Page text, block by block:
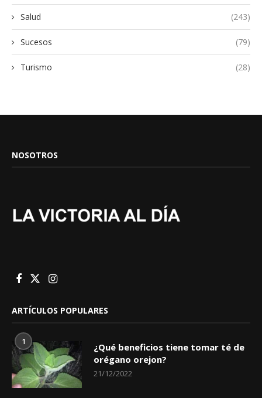
Salud (243)
Sucesos (79)
Turismo (28)
NOSOTROS
ARTÍCULOS POPULARES
1
¿Qué beneficios tiene tomar té de
orégano orejon?
21/12/2022